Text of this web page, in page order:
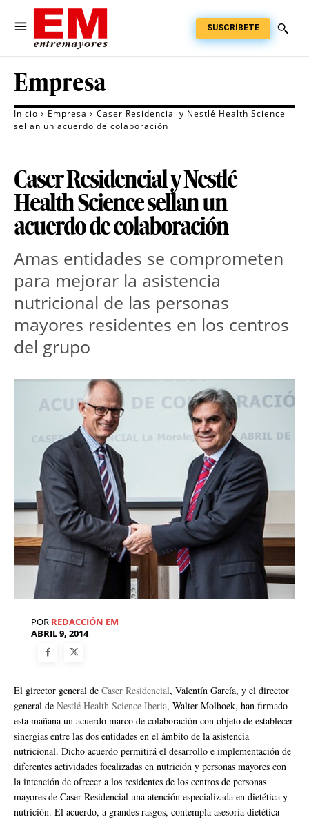
SUSCRÍBETE
Empresa
Inicio Empresa
Caser Residencial y Nestlé Health Science
sellan un acuerdo de colaboración
Caser Residencial y Nestlé
Health Science sellan un
acuerdo de colaboración
Amas entidades se comprometen
para mejorar la asistencia
nutricional de las personas
mayores residentes en los centros
del grupo
POR REDACCIÓN EM
ABRIL 9, 2014
El girector general de Caser Residencial, Valentín García, y el director
general de Nestlé Health Science Iberia, Walter Molhoek, han firmado
esta mañana un acuerdo marco de colaboración con objeto de establecer
sinergias entre las dos entidades en el ámbito de la asistencia
nutricional. Dicho acuerdo permitirá el desarrollo e implementación de
diferentes actividades focalizadas en nutrición y personas mayores con
la intención de ofrecer a los residentes de los centros de personas
mayores de Caser Residencial una atención especializada en dietética y
nutrición. El acuerdo, a grandes rasgos, contempla asesoría dietética